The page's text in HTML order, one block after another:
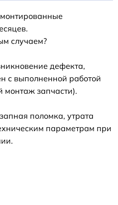
случаем?
дефекта,
с выполненной работой
монтаж запчасти).
поломка, утрата
параметрам при